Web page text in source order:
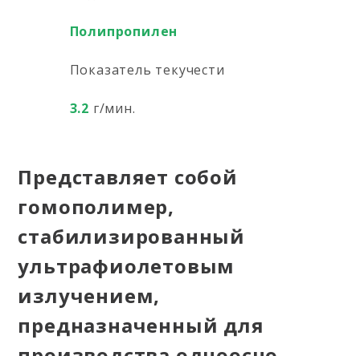
Полипропилен
Показатель текучести
3.2 г/мин.
Представляет собой
гомополимер,
стабилизированный
ультрафиолетовым
излучением,
предназначенный для